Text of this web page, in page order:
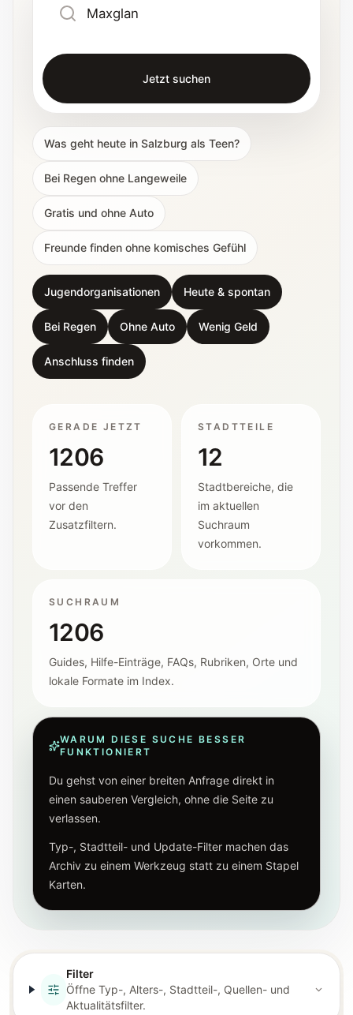
Jetzt suchen
Was geht heute in Salzburg als Teen?
Bei Regen ohne Langeweile
Gratis und ohne Auto
Freunde finden ohne komisches Gefühl
Jugendorganisationen Heute & spontan
Bei Regen Ohne Auto Wenig Geld
Anschluss finden
GERADE JETZT
1206
Passende Treffer
vor den
Zusatzfiltern.
STADTTEILE
12
Stadtbereiche, die
im aktuellen
Suchraum
vorkommen.
SUCHRAUM
1206
Guides, Hilfe-Einträge, FAQs, Rubriken, Orte und
lokale Formate im Index.
WARUM DIESE SUCHE BESSER
FUNKTIONIERT
Du gehst von einer breiten Anfrage direkt in
einen sauberen Vergleich, ohne die Seite zu
verlassen.
Typ-, Stadtteil- und Update-Filter machen das
Archiv zu einem Werkzeug statt zu einem Stapel
Karten.
Filter
Öffne Typ-, Alters-, Stadtteil-, Quellen- und
Aktualitätsfilter.